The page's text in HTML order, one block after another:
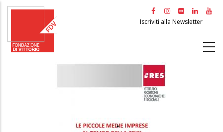
Salta
principale
Iscriviti alla Newsletter